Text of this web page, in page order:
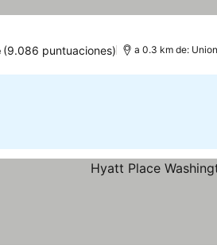
(9.086 puntuaciones) a 0.3 km de: